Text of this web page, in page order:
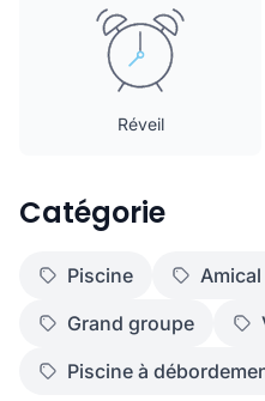
Réveil
Catégorie
Piscine
Grand groupe
Piscine à